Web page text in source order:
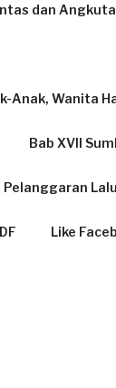
dan
Anak, Wanita
Bab XVII
Pelanggaran
Like